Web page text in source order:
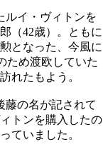
ルイ・ヴィトンを
（42歳）。ともに
となった、今風に
ため渡欧していた
れたもよう。
藤の名が記されて
トンを購入したの
ていました。